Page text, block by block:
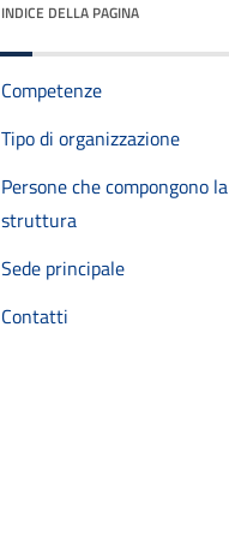
INDICE DELLA PAGINA
Competenze
Tipo di organizzazione
Persone che compongono la
struttura
Sede principale
Contatti